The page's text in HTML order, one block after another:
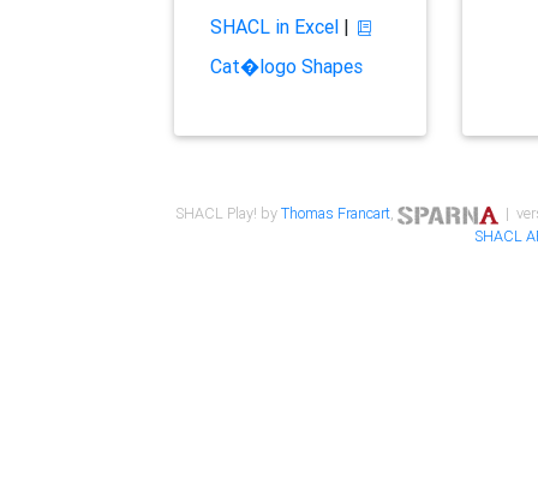
SHACL in Excel|
Cat�logo Shapes
SHACL Play! byThomas Francart,
|
SHACL